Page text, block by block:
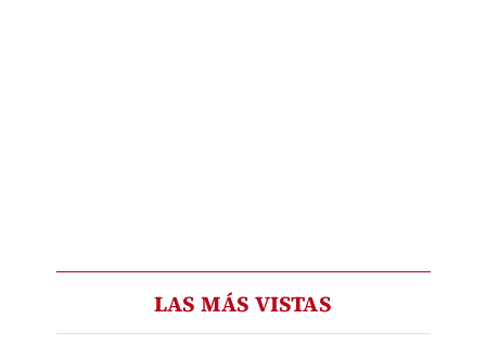
LAS MÁS VISTAS